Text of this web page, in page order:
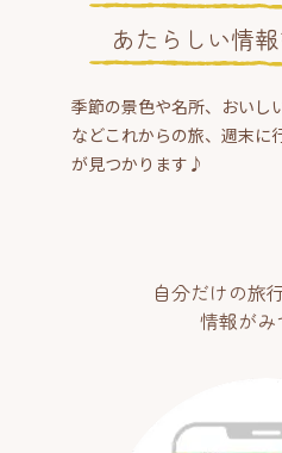
あたらしい情
季節の景色や名所、おいし
などこれからの旅、週末に
が見つかります♪
自分だけの旅
情報がみ